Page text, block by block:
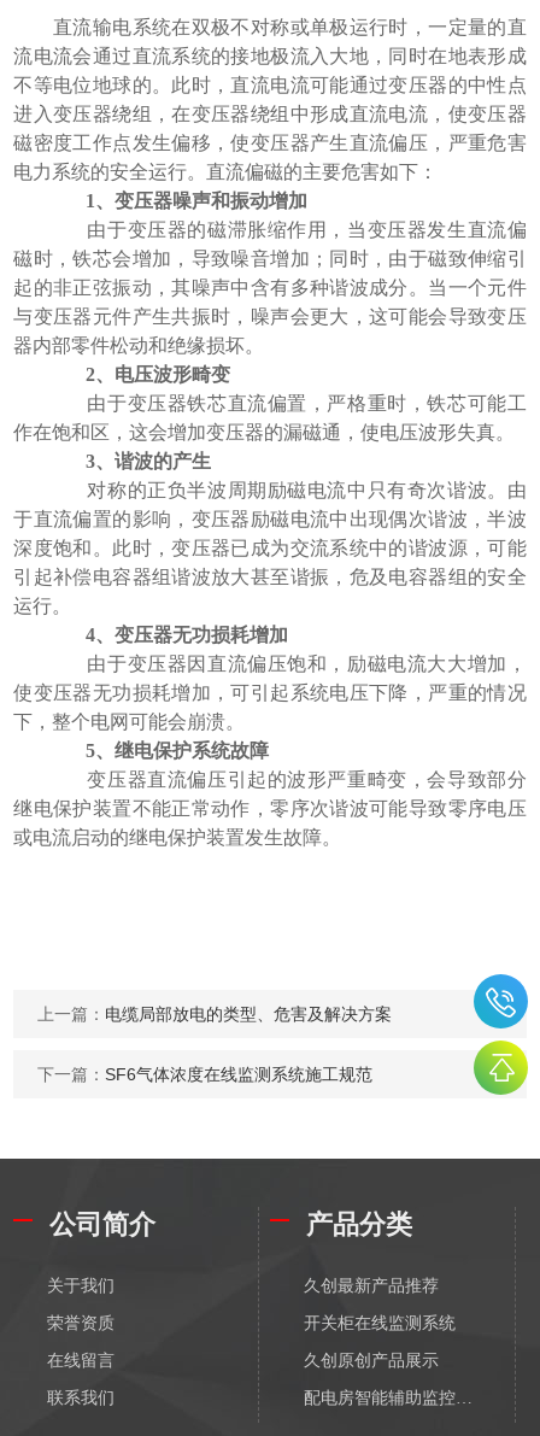
直流输电系统在双极不对称或单极运行时，一定量的直
流电流会通过直流系统的接地极流入大地，同时在地表形成
不等电位地球的。此时，直流电流可能通过变压器的中性点
进入变压器绕组，在变压器绕组中形成直流电流，使变压器
磁密度工作点发生偏移，使变压器产生直流偏压，严重危害
电力系统的安全运行。直流偏磁的主要危害如下：
1、变压器噪声和振动增加
由于变压器的磁滞胀缩作用，当变压器发生直流偏
磁时，铁芯会增加，导致噪音增加；同时，由于磁致伸缩引
起的非正弦振动，其噪声中含有多种谐波成分。当一个元件
与变压器元件产生共振时，噪声会更大，这可能会导致变压
器内部零件松动和绝缘损坏。
2、电压波形畸变
由于变压器铁芯直流偏置，严格重时，铁芯可能工
作在饱和区，这会增加变压器的漏磁通，使电压波形失真。
3、谐波的产生
对称的正负半波周期励磁电流中只有奇次谐波。由
于直流偏置的影响，变压器励磁电流中出现偶次谐波，半波
深度饱和。此时，变压器已成为交流系统中的谐波源，可能
引起补偿电容器组谐波放大甚至谐振，危及电容器组的安全
运行。
4、变压器无功损耗增加
由于变压器因直流偏压饱和，励磁电流大大增加，
使变压器无功损耗增加，可引起系统电压下降，严重的情况
下，整个电网可能会崩溃。
5、继电保护系统故障
变压器直流偏压引起的波形严重畸变，会导致部分
继电保护装置不能正常动作，零序次谐波可能导致零序电压
或电流启动的继电保护装置发生故障。
上一篇： 电缆局部放电的类型、危害及解决方案
下一篇： SF6气体浓度在线监测系统施工规范
公司简介
关于我们
荣誉资质
在线留言
联系我们
产品分类
久创最新产品推荐
开关柜在线监测系统
久创原创产品展示
配电房智能辅助监控系统